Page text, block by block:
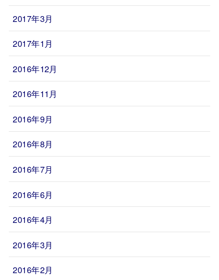
2017年3月
2017年1月
2016年12月
2016年11月
2016年9月
2016年8月
2016年7月
2016年6月
2016年4月
2016年3月
2016年2月